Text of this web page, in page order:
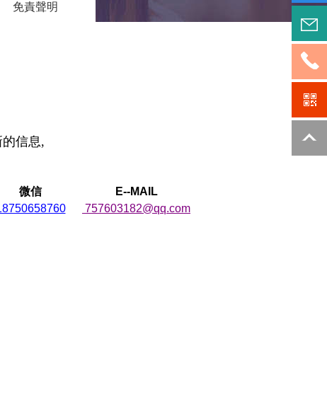
免責聲明
信息,
微信 E--MAIL
757603182@qq.com
旺旺咨
詢
郵件聯
系我們